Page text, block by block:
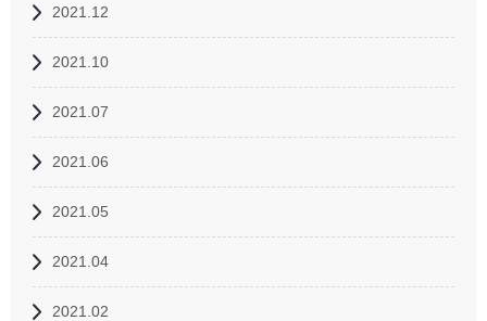
2021.12
2021.10
2021.07
2021.06
2021.05
2021.04
2021.02